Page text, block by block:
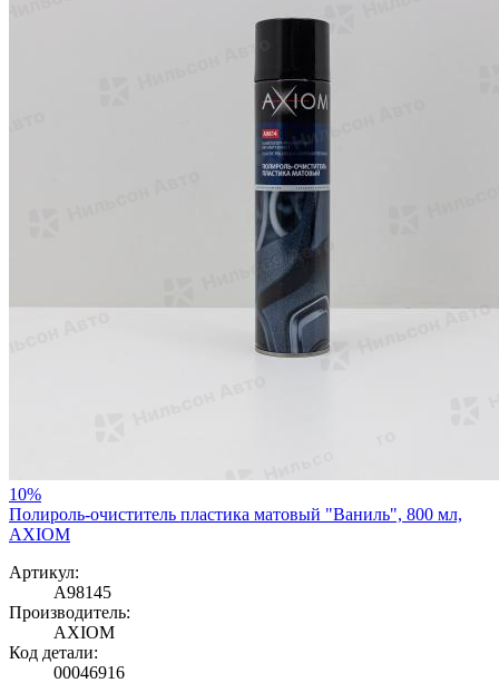
10%
Полироль-очиститель пластика матовый "Ваниль", 800 мл,
AXIOM
Артикул:
A98145
Производитель:
AXIOM
Код детали:
00046916